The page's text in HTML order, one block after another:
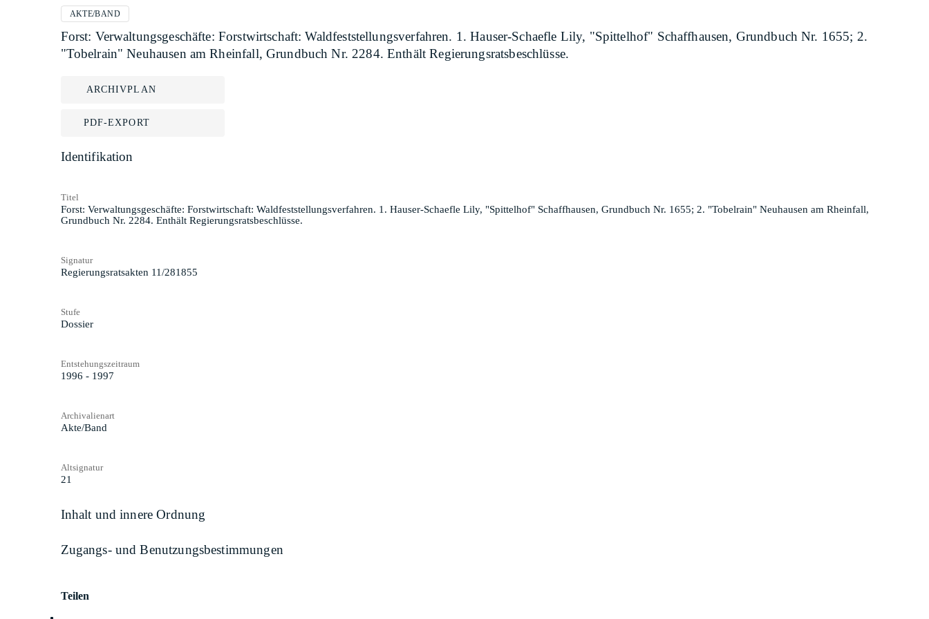
AKTE/BAND
Forst: Verwaltungsgeschäfte: Forstwirtschaft: Waldfeststellungsverfahren. 1. Hauser-Schaefle Lily, "Spittelhof" Schaffhausen, Grundbuch Nr. 1655; 2.
"Tobelrain" Neuhausen am Rheinfall, Grundbuch Nr. 2284. Enthält Regierungsratsbeschlüsse.
ARCHIVPLAN
PDF-EXPORT
Identifikation
Titel
Forst: Verwaltungsgeschäfte: Forstwirtschaft: Waldfeststellungsverfahren. 1. Hauser-Schaefle Lily, "Spittelhof" Schaffhausen, Grundbuch Nr. 1655; 2. "Tobelrain" Neuhausen am Rheinfall,
Grundbuch Nr. 2284. Enthält Regierungsratsbeschlüsse.
Signatur
Regierungsratsakten 11/281855
Stufe
Dossier
Entstehungszeitraum
1996 - 1997
Archivalienart
Akte/Band
Altsignatur
21
Inhalt und innere Ordnung
Zugangs- und Benutzungsbestimmungen
Teilen